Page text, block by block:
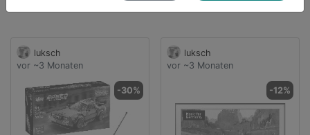
luksch
vor ~3 Monaten
-30%
luksch
vor ~3 Monaten
-12%